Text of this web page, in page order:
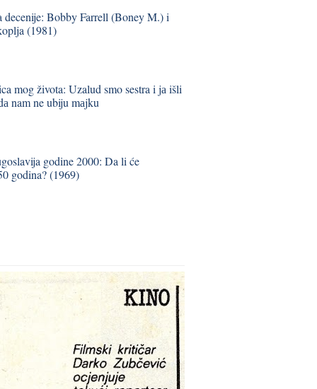
decenije: Bobby Farrell (Boney M.) i
(1981)
mog života: Uzalud smo sestra i jа išli
nam ne ubiju mаjku
godine 2000: Da li će
godina? (1969)